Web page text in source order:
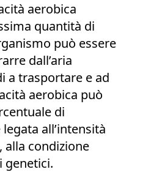
aerobica
quantità di
può essere
dall’aria
a trasportare e ad
aerobica può
di
all’intensità
alla condizione
genetici.